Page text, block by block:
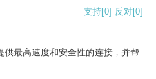
支持[0] 反对[0]
最高速度和安全性的连接，并帮